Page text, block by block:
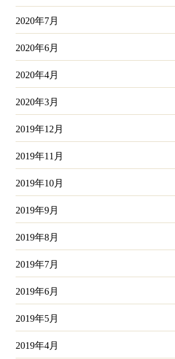
2020年7月
2020年6月
2020年4月
2020年3月
2019年12月
2019年11月
2019年10月
2019年9月
2019年8月
2019年7月
2019年6月
2019年5月
2019年4月